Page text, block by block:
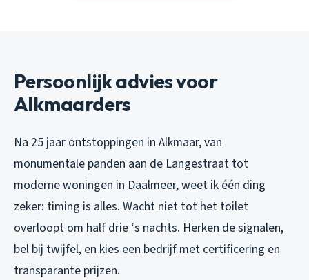
Persoonlijk advies voor
Alkmaarders
Na 25 jaar ontstoppingen in Alkmaar, van
monumentale panden aan de Langestraat tot
moderne woningen in Daalmeer, weet ik één ding
zeker: timing is alles. Wacht niet tot het toilet
overloopt om half drie ‘s nachts. Herken de signalen,
bel bij twijfel, en kies een bedrijf met certificering en
transparante prijzen.